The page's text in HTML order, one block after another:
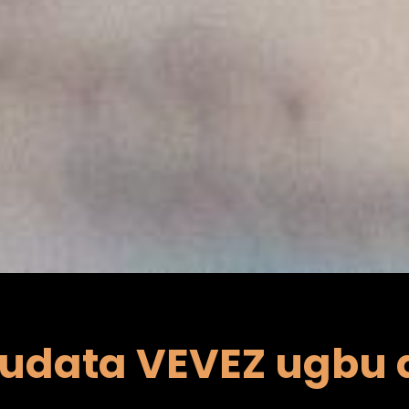
VEVEZ ugbu